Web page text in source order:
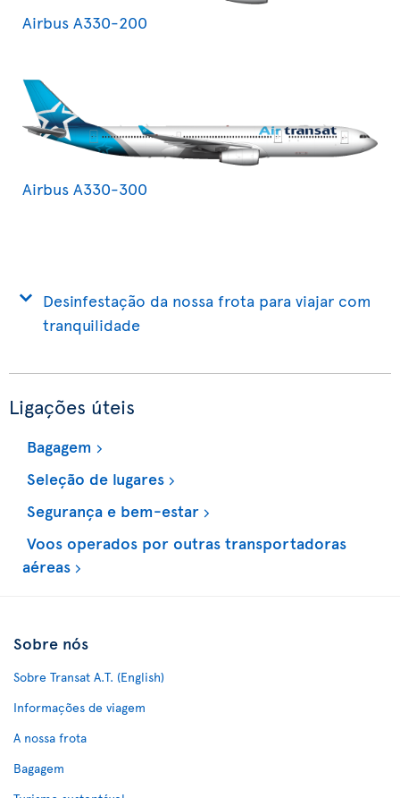
Airbus A330-200
Airbus A330-300
Desinfestação da nossa frota para viajar com
tranquilidade
Ligações úteis
Bagagem
Seleção de lugares
Segurança e bem-estar
Voos operados por outras transportadoras
aéreas
Sobre nós
Sobre Transat A.T. (English)
Informações de viagem
A nossa frota
Bagagem